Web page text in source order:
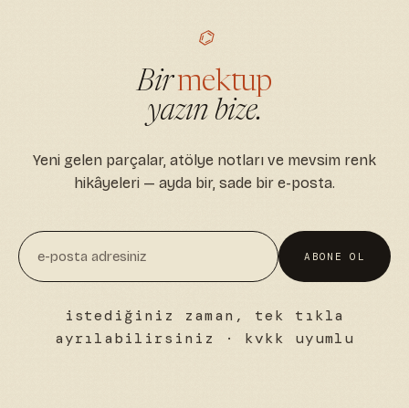
⌬
Birmektup
yazın bize.
Yeni gelen parçalar, atölye notları ve mevsim renk
hikâyeleri — ayda bir, sade bir e-posta.
ABONE OL
istediğiniz zaman, tek tıkla
ayrılabilirsiniz · kvkk uyumlu